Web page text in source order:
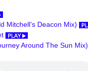
Mitchell’s Deacon Mix)
Around The Sun Mix)